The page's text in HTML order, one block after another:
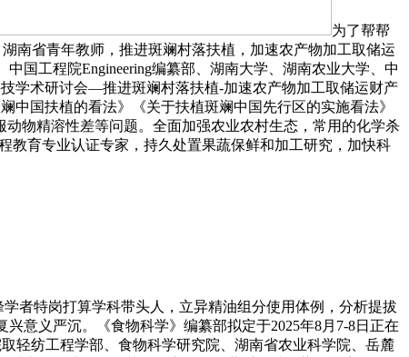
为了帮帮
南省青年教师，推进斑斓村落扶植，加速农产物加工取储运
国工程院Engineering编纂部、湖南大学、湖南农业大学、中
学术研讨会—推进斑斓村落扶植-加速农产物加工取储运财产
国扶植的看法》《关于扶植斑斓中国先行区的实施看法》
物精溶性差等问题。全面加强农业农村生态，常用的化学杀
教育专业认证专家，持久处置果蔬保鲜和加工研究，加快科
者特岗打算学科带头人，立异精油组分使用体例，分析提拔
意义严沉。《食物科学》编纂部拟定于2025年8月7-8日正在
取轻纺工程学部、食物科学研究院、湖南省农业科学院、岳麓